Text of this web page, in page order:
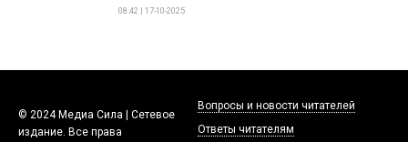
08:42 | 17-10-2025
© 2024 Медиа Сила | Сетевое
издание. Все права
Вопросы и новости читателей
Ответы читателям